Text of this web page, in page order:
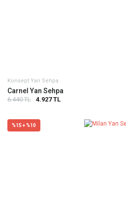
Konsept Yan Sehpa
Carnel Yan Sehpa
6.440 TL 4.927 TL
%15 + %10